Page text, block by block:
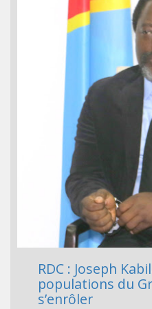
RDC : Joseph
populations du
s’enrôler